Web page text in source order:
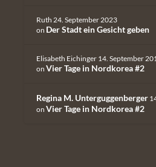
Ruth 24. September 2023
on Der Stadt ein Gesicht geben
Elisabeth Eichinger 14. September
on Vier Tage in Nordkorea #2
Regina M. Unterguggenberger
on Vier Tage in Nordkorea #2